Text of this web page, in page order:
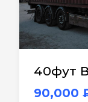
40фут
90,000